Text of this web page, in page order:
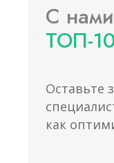
С
ТОП-
Оставьте
как